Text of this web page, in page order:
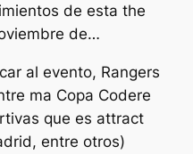
de esta the
de…
al evento, Rangers
ma Copa Codere
que es attract
entre otros)